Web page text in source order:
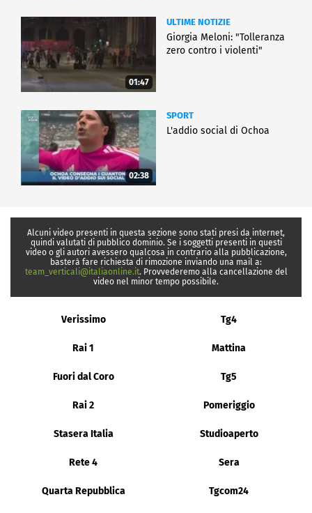
01:47
ULTIME NOTIZIE
Giorgia Meloni: "Tolleranza
zero contro i violenti"
02:38
SPORT
L'addio social di Ochoa
Alcuni video presenti in questa sezione sono stati presi da internet,
quindi valutati di pubblico dominio. Se i soggetti presenti in questi
video o gli autori avessero qualcosa in contrario alla pubblicazione,
basterà fare richiesta di rimozione inviando una mail a:
team_verticali@italiaonline.it. Provvederemo alla cancellazione del
video nel minor tempo possibile.
Verissimo Tg4
Rai 1 Mattina
Fuori dal Coro Tg5
Rai 2 Pomeriggio
Stasera Italia Studioaperto
Rete 4 Sera
Quarta Repubblica Tgcom24